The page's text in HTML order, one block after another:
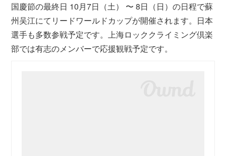
国慶節の最終日 10月7日（土） 〜 8日（日）の日程で蘇
州吴江にてリードワールドカップが開催されます。日本
選手も多数参戦予定です。上海ロッククライミング倶楽
部では有志のメンバーで応援観戦予定です。